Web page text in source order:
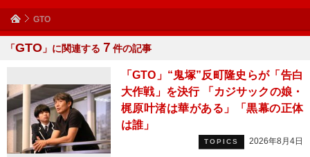
GTO
「GTO 」に関連する ７ 件の記事
「GTO」“鬼塚”反町隆史らが「告白
大作戦」を決行 「カジサックの娘・
梶原叶渚は華がある」「黒幕の正体
は誰」
TOPICS 2026年8月4日